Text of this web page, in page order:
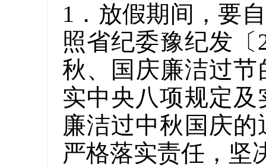
1．放假期间，要
照省纪委豫纪发〔
秋、国庆廉洁过节
实中央八项规定
廉洁过中秋国庆
严格落实责任，坚